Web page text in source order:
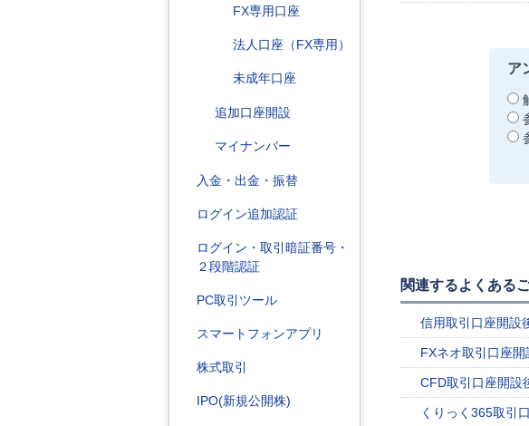
FX専用口座
法人口座（FX専用）
未成年口座
追加口座開設
マイナンバー
入金・出金・振替
ログイン追加認証
ログイン・取引暗証番号・
２段階認証
PC取引ツール
スマートフォンアプリ
株式取引
IPO(新規公開株)
ア
関連するよくある
信用取引口座開設
FXネオ取引口座
CFD取引口座開設
くりっく365取引